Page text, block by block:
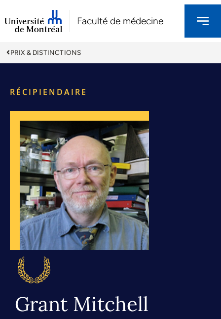
Faculté de médecine
PRIX & DISTINCTIONS
RÉCIPIENDAIRE
Grant Mitchell